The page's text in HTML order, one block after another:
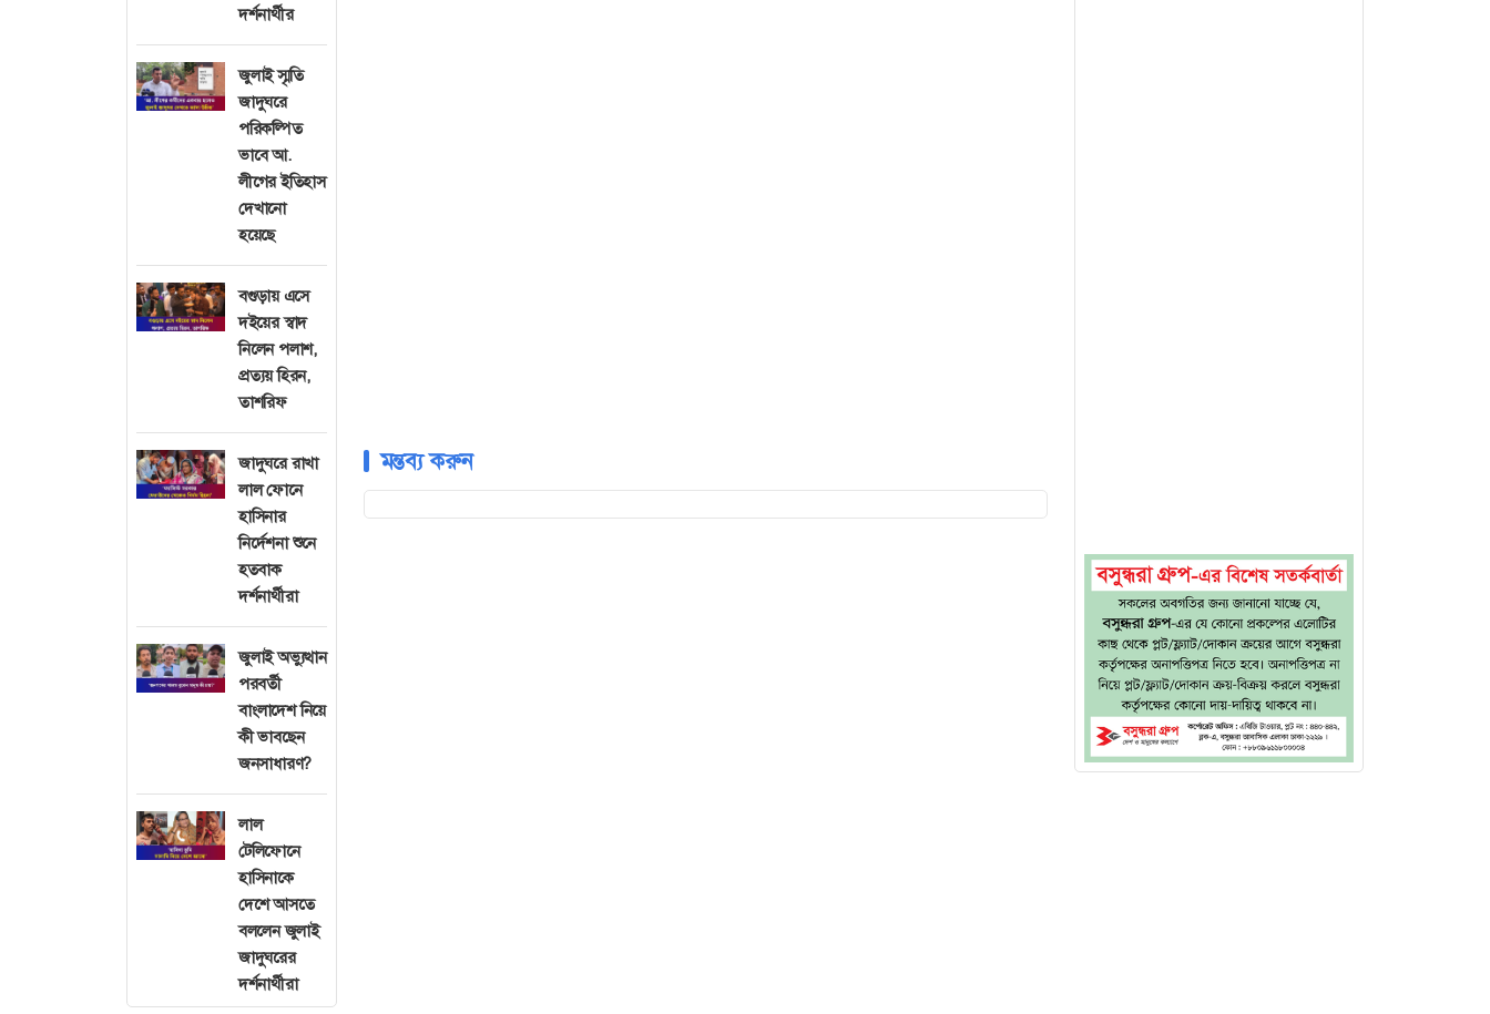
দর্শনার্থীর
জুলাই স্মৃতি
জাদুঘরে
পরিকল্পিত
ভাবে আ.
লীগের ইতিহাস
দেখানো
হয়েছে
বগুড়ায় এসে
দইয়ের স্বাদ
নিলেন পলাশ,
প্রত্যয় হিরন,
তাশরিফ
জাদুঘরে রাখা
লাল ফোনে
হাসিনার
নির্দেশনা শুনে
হতবাক
দর্শনার্থীরা
জুলাই অভ্যুত্থান
পরবর্তী
বাংলাদেশ নিয়ে
কী ভাবছেন
জনসাধারণ?
লাল
টেলিফোনে
হাসিনাকে
দেশে আসতে
বললেন জুলাই
জাদুঘরের
দর্শনার্থীরা
মন্তব্য করুন